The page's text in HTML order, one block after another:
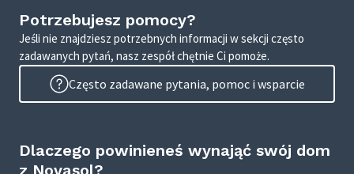
Potrzebujesz pomocy?
Jeśli nie znajdziesz potrzebnych informacji w sekcji często
zadawanych pytań, nasz zespół chętnie Ci pomoże.
Często zadawane pytania, pomoc i wsparcie
Dlaczego powinieneś wynająć swój dom
z Novasol?